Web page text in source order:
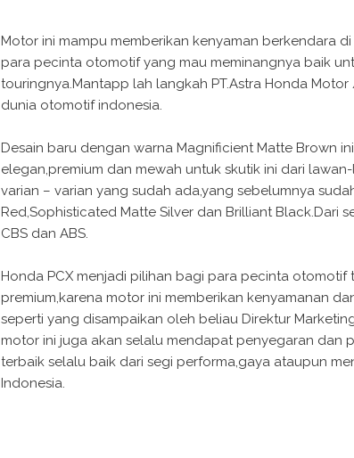
Motor ini mampu memberikan kenyaman berkendara
para pecinta otomotif yang mau meminangnya baik
touringnya.Mantapp lah langkah PT.Astra Honda
dunia otomotif indonesia.
Desain baru dengan warna Magnificient Matte Brown
elegan,premium dan mewah untuk skutik ini dari
varian – varian yang sudah ada,yang sebelumnya
Red,Sophisticated Matte Silver dan Brilliant Black.Dari
CBS dan ABS.
Honda PCX menjadi pilihan bagi para pecinta
premium,karena motor ini memberikan kenyamanan
seperti yang disampaikan oleh beliau Direktur
motor ini juga akan selalu mendapat penyegaran dan
terbaik selalu baik dari segi performa,gaya ataupun
Indonesia.